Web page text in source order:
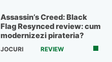
Assassin’s Creed: Black
Flag Resynced review: cum
modernizezi pirateria?
JOCURI REVIEW